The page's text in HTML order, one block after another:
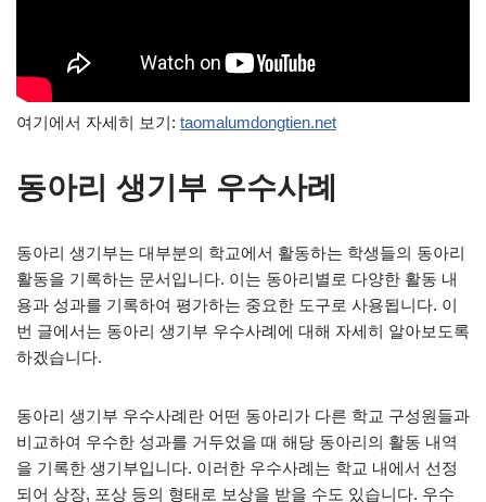
여기에서 자세히 보기: taomalumdongtien.net
동아리 생기부 우수사례
동아리 생기부는 대부분의 학교에서 활동하는 학생들의 동아리
활동을 기록하는 문서입니다. 이는 동아리별로 다양한 활동 내
용과 성과를 기록하여 평가하는 중요한 도구로 사용됩니다. 이
번 글에서는 동아리 생기부 우수사례에 대해 자세히 알아보도록
하겠습니다.
동아리 생기부 우수사례란 어떤 동아리가 다른 학교 구성원들과
비교하여 우수한 성과를 거두었을 때 해당 동아리의 활동 내역
을 기록한 생기부입니다. 이러한 우수사례는 학교 내에서 선정
되어 상장, 포상 등의 형태로 보상을 받을 수도 있습니다. 우수